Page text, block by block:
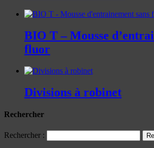
BIO T – Mousse
fluor
Divisions à robinet
Rechercher
Rechercher :